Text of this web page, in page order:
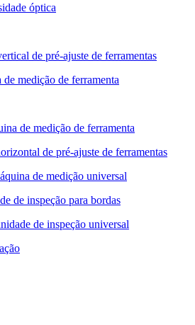
óptica
de pré-ajuste de ferramentas
medição de ferramenta
de medição de ferramenta
de pré-ajuste de ferramentas
de medição universal
de inspeção para bordas
de inspeção universal